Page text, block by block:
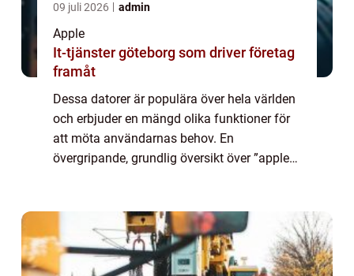
09 juli 2026 admin
Apple
It-tjänster göteborg som driver företag
framåt
Dessa datorer är populära över hela världen
och erbjuder en mängd olika funktioner för
att möta användarnas behov. En
övergripande, grundlig översikt över ”apple